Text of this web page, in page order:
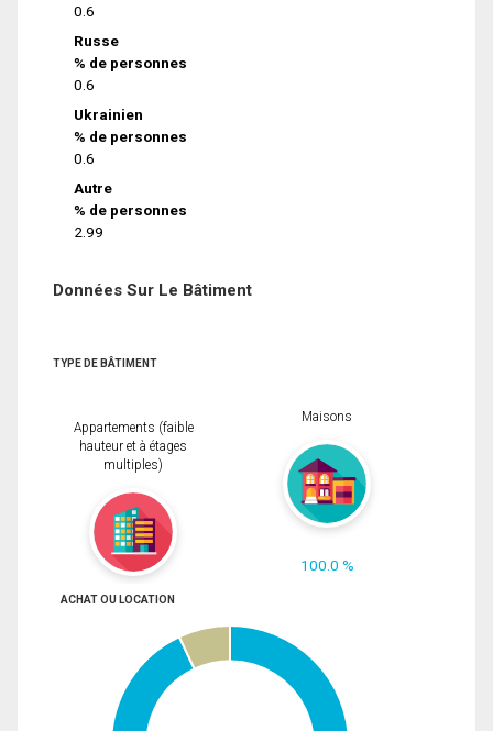
0.6
Russe
% de personnes
0.6
Ukrainien
% de personnes
0.6
Autre
% de personnes
2.99
Données Sur Le Bâtiment
TYPE DE BÂTIMENT
Appartements (faible
hauteur et à étages
multiples)
Maisons
100.0 %
ACHAT OU LOCATION